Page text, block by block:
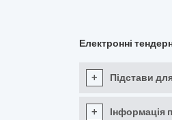
Електронні
+ Підстави
+ Інформація